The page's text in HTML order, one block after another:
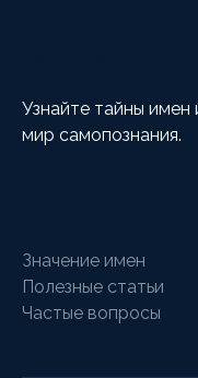
Узнайте тайны имен
мир самопознания.
Значение имен
Полезные статьи
Частые вопросы